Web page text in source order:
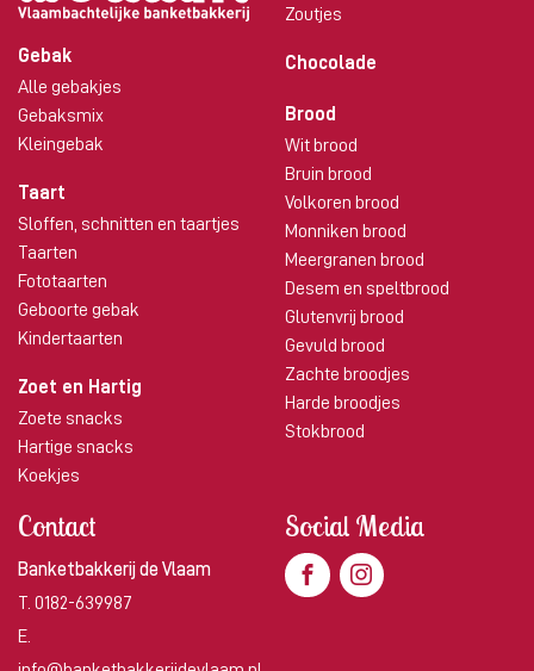
Gebak
Alle gebakjes
Gebaksmix
Kleingebak
Taart
Sloffen, schnitten en taartjes
Taarten
Fototaarten
Geboorte gebak
Kindertaarten
Zoet en Hartig
Zoete snacks
Hartige snacks
Koekjes
Zoutjes
Chocolade
Brood
Wit brood
Bruin brood
Volkoren brood
Monniken brood
Meergranen brood
Desem en speltbrood
Glutenvrij brood
Gevuld brood
Zachte broodjes
Harde broodjes
Stokbrood
Contact
Banketbakkerij de Vlaam
T. 0182-639987
E.
Social Media